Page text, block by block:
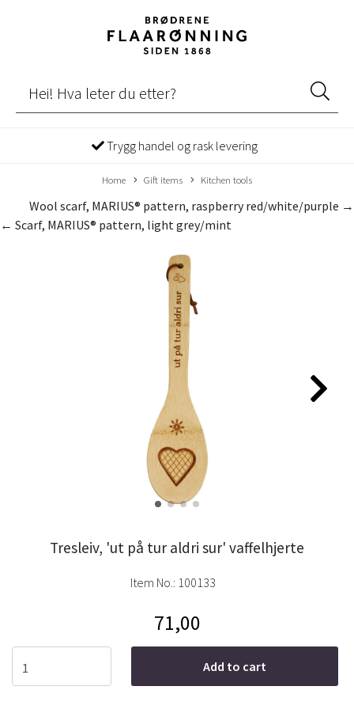
Trygg handel og rask levering
Home Gift items Kitchen tools
Wool scarf, MARIUS® pattern, raspberry red/white/purple →
← Scarf, MARIUS® pattern, light grey/mint
Tresleiv, 'ut på tur aldri sur' vaffelhjerte
Item No.: 100133
71,00
Add to cart